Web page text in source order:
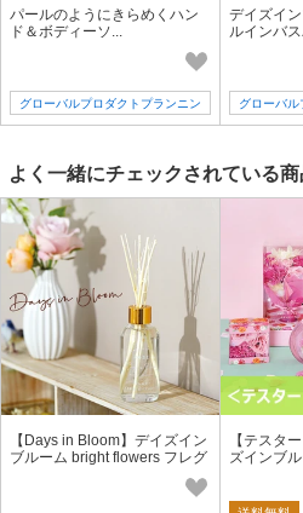
パールのようにきらめくハン
ド＆ボディーソ...
グローバルプロダクトプランニン
グ
デイズイ
ルインバ
グローバル
よく一緒にチェックされている商
【Days in Bloom】デイズイン
ブルーム bright flowers フレグ
ランスリードディフューザー
【テスタ
ズインブ